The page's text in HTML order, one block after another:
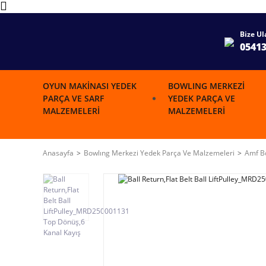
Bize
OYUN MAKINASI YEDEK
PARÇA VE SARF
MALZEMELERI
BOWLING MERKEZI
YEDEK PARÇA VE
MALZEMELERI
Anasayfa Bowlıng Merkezi Yedek Parça Ve Malzemeleri Amf